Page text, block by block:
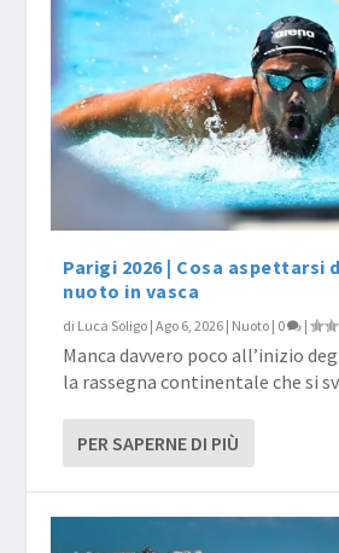
Parigi 2026 | Cosa aspettarsi
nuoto in vasca
di Luca Soligo |Ago 6, 2026 | Nuoto | 0 |
Manca davvero poco all’inizio
la rassegna continentale che si
PER SAPERNE DI PIÙ